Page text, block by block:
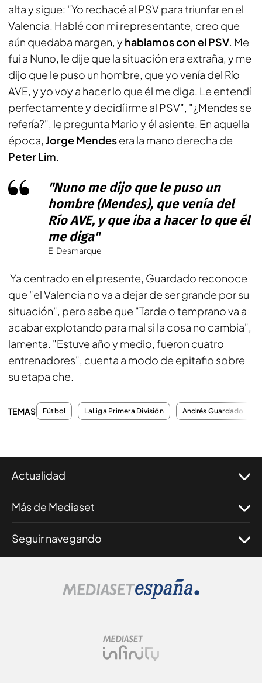
alta y sigue: "Yo rechacé al PSV para triunfar en el
Valencia. Hablé con mi representante, creo que
aún quedaba margen, y hablamos con el PSV. Me
fui a Nuno, le dije que la situación era extraña, y me
dijo que le puso un hombre, que yo venía del Río
AVE, y yo voy a hacer lo que él me diga. Le entendí
perfectamente y decidí irme al PSV", "¿Mendes se
refería?", le pregunta Mario y él asiente. En aquella
época, Jorge Mendesera la mano derecha de
Peter Lim.
"Nuno me dijo que le puso un
hombre (Mendes), que venía del
Río AVE, y que iba a hacer lo que él
me diga"
El Desmarque
Ya centrado en el presente, Guardado reconoce
que "el Valencia no va a dejar de ser grande por su
situación", pero sabe que "Tarde o temprano va a
acabar explotando para mal si la cosa no cambia",
lamenta. "Estuve año y medio, fueron cuatro
entrenadores", cuenta a modo de epitafio sobre
su etapa che.
TEMAS Fútbol LaLiga Primera División Andrés Guardado
Actualidad
Más de Mediaset
Seguir navegando